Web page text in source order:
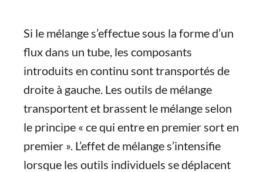
Si le mélange s’effectue sous la forme d’un
flux dans un tube, les composants
introduits en continu sont transportés de
droite à gauche. Les outils de mélange
transportent et brassent le mélange selon
le principe « ce qui entre en premier sort en
premier ». L’effet de mélange s’intensifie
lorsque les outils individuels se déplacent